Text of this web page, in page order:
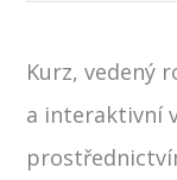
Kurz, vedený
a interaktivní